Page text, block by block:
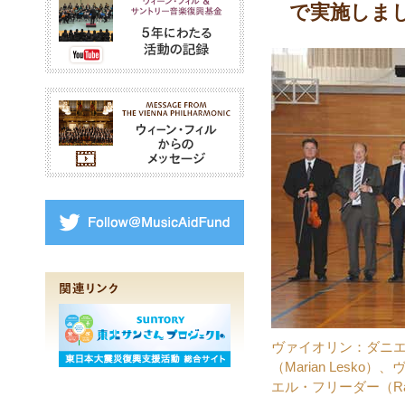
で実施しま
ヴァイオリン：ダニ
（Marian Lesko）、
エル・フリーダー（
ウィーン・フィルから
Follow@MusicAidFund